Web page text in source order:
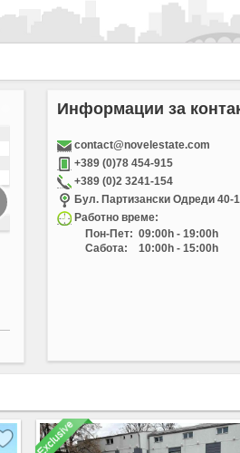
Информации за
contact@novelestate.com
+389 (0)78 454-915
+389 (0)2 3241-154
Бул. Партизански Одреди 40-
Работно време:
Пон-Пет: 09:00h - 19:00h
Сабота:
10:00h - 15:00h